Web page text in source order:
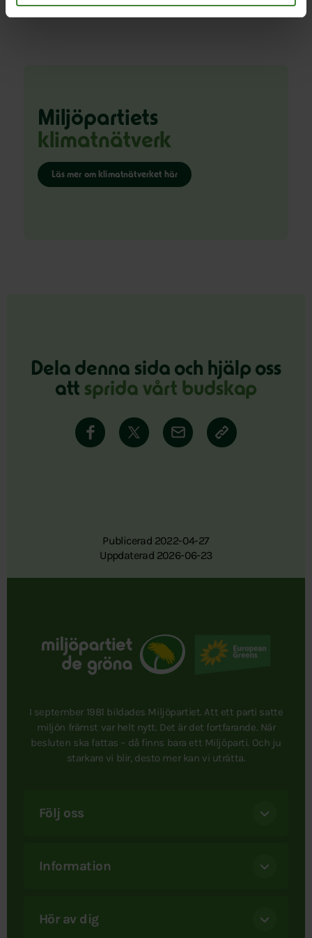
Miljöpartiets
klimatnätverk
Läs mer om klimatnätverket här
Dela denna sida och hjälp oss
att sprida vårt budskap
Publicerad 2022-04-27
Uppdaterad 2026-06-23
I september 1981 bildades Miljöpartiet. Att ett parti satte
miljön främst var helt nytt. Det är det fortfarande. När
besluten ska fattas – då finns bara ett Miljöparti. Och ju
starkare vi blir, desto mer kan vi uträtta.
Följ oss
Information
Hör av dig